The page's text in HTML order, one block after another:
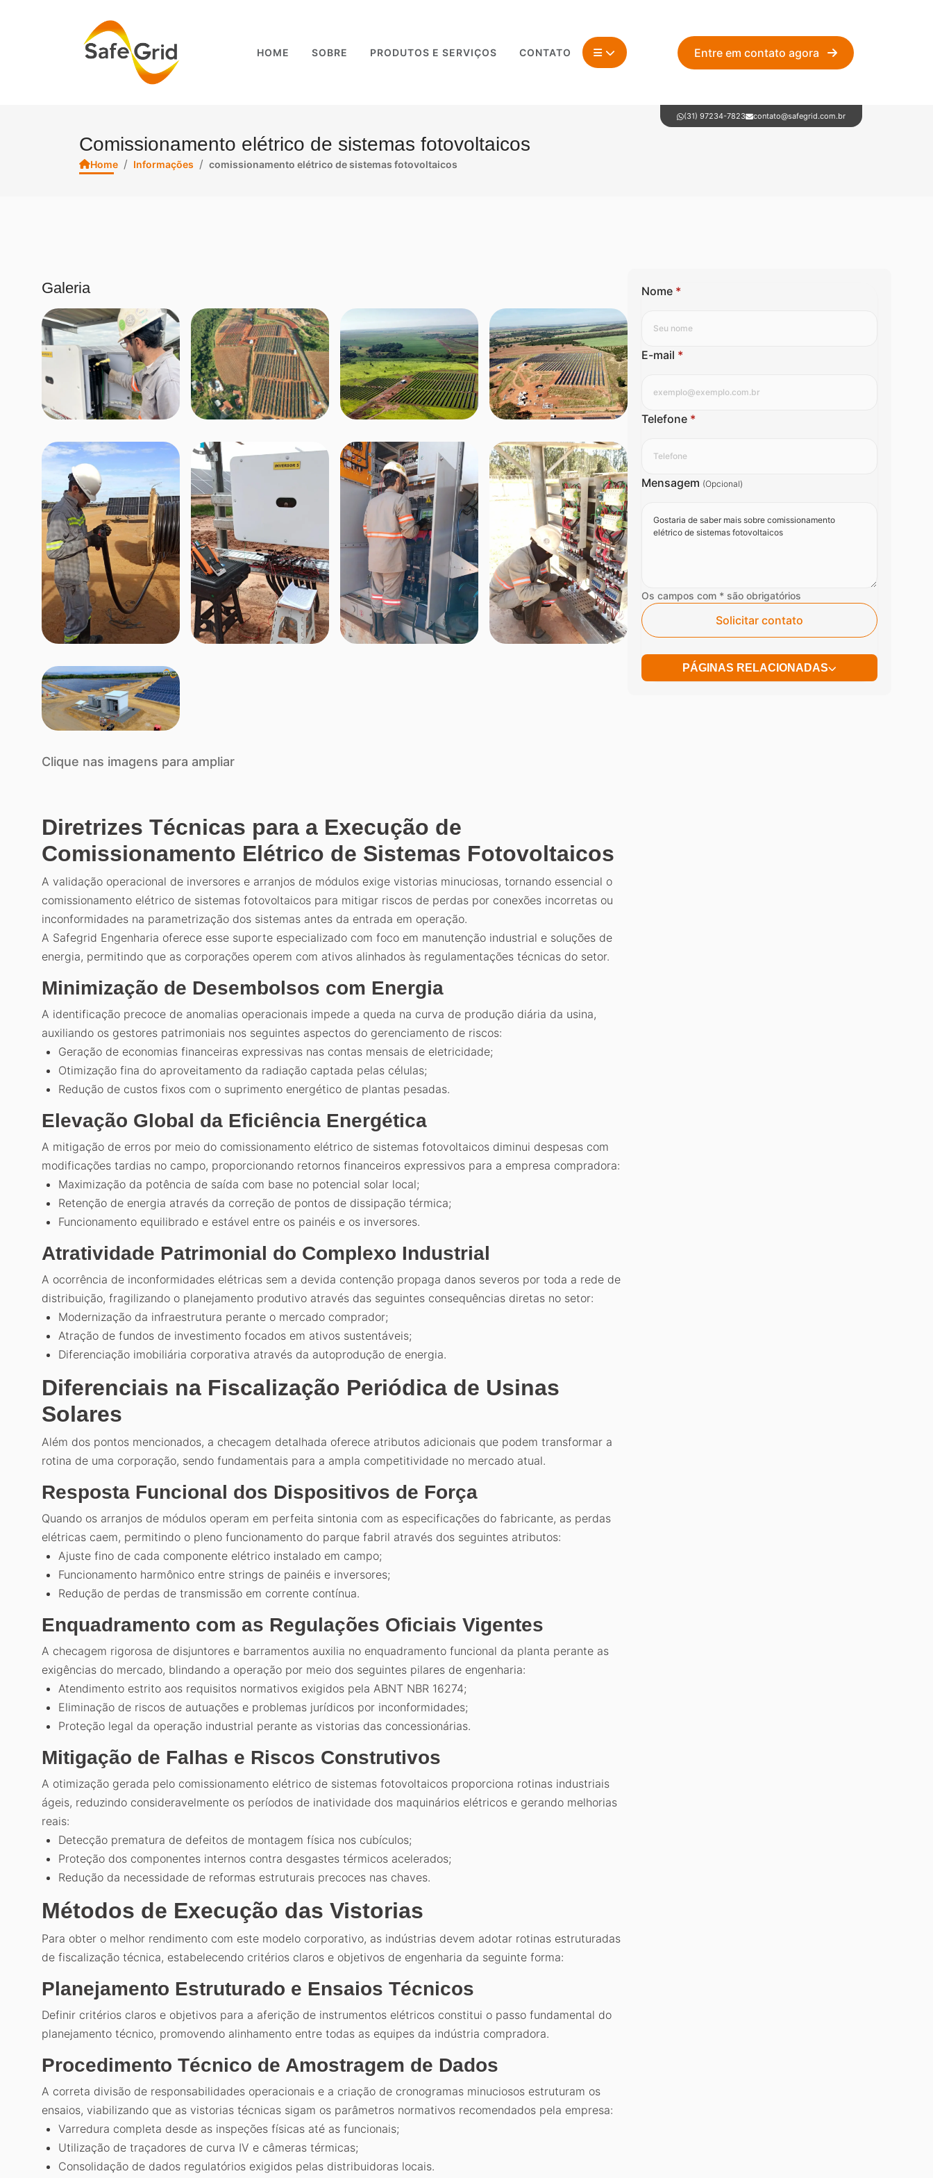
HOME SOBRE PRODUTOS E SERVIÇOS CONTATO Entre em contato agora
(31) 97234-7823 contato@safegrid.com.br
Comissionamento elétrico de sistemas fotovoltaicos
Home / Informações / comissionamento elétrico de sistemas fotovoltaicos
Galeria
Clique nas imagens para ampliar
Diretrizes Técnicas para a Execução de
Comissionamento Elétrico de Sistemas Fotovoltaicos
A validação operacional de inversores e arranjos de módulos exige vistorias minuciosas, tornando essencial o
comissionamento elétrico de sistemas fotovoltaicos para mitigar riscos de perdas por conexões incorretas ou
inconformidades na parametrização dos sistemas antes da entrada em operação.
A Safegrid Engenharia oferece esse suporte especializado com foco em manutenção industrial e soluções de
energia, permitindo que as corporações operem com ativos alinhados às regulamentações técnicas do setor.
Minimização de Desembolsos com Energia
A identificação precoce de anomalias operacionais impede a queda na curva de produção diária da usina,
auxiliando os gestores patrimoniais nos seguintes aspectos do gerenciamento de riscos:
Geração de economias financeiras expressivas nas contas mensais de eletricidade;
Otimização fina do aproveitamento da radiação captada pelas células;
Redução de custos fixos com o suprimento energético de plantas pesadas.
Elevação Global da Eficiência Energética
A mitigação de erros por meio do comissionamento elétrico de sistemas fotovoltaicos diminui despesas com
modificações tardias no campo, proporcionando retornos financeiros expressivos para a empresa compradora:
Maximização da potência de saída com base no potencial solar local;
Retenção de energia através da correção de pontos de dissipação térmica;
Funcionamento equilibrado e estável entre os painéis e os inversores.
Atratividade Patrimonial do Complexo Industrial
A ocorrência de inconformidades elétricas sem a devida contenção propaga danos severos por toda a rede de
distribuição, fragilizando o planejamento produtivo através das seguintes consequências diretas no setor:
Modernização da infraestrutura perante o mercado comprador;
Atração de fundos de investimento focados em ativos sustentáveis;
Diferenciação imobiliária corporativa através da autoprodução de energia.
Diferenciais na Fiscalização Periódica de Usinas
Solares
Além dos pontos mencionados, a checagem detalhada oferece atributos adicionais que podem transformar a
rotina de uma corporação, sendo fundamentais para a ampla competitividade no mercado atual.
Resposta Funcional dos Dispositivos de Força
Quando os arranjos de módulos operam em perfeita sintonia com as especificações do fabricante, as perdas
elétricas caem, permitindo o pleno funcionamento do parque fabril através dos seguintes atributos:
Ajuste fino de cada componente elétrico instalado em campo;
Funcionamento harmônico entre strings de painéis e inversores;
Redução de perdas de transmissão em corrente contínua.
Enquadramento com as Regulações Oficiais Vigentes
A checagem rigorosa de disjuntores e barramentos auxilia no enquadramento funcional da planta perante as
exigências do mercado, blindando a operação por meio dos seguintes pilares de engenharia:
Atendimento estrito aos requisitos normativos exigidos pela ABNT NBR 16274;
Eliminação de riscos de autuações e problemas jurídicos por inconformidades;
Proteção legal da operação industrial perante as vistorias das concessionárias.
Mitigação de Falhas e Riscos Construtivos
A otimização gerada pelo comissionamento elétrico de sistemas fotovoltaicos proporciona rotinas industriais
ágeis, reduzindo consideravelmente os períodos de inatividade dos maquinários elétricos e gerando melhorias
reais:
Detecção prematura de defeitos de montagem física nos cubículos;
Proteção dos componentes internos contra desgastes térmicos acelerados;
Redução da necessidade de reformas estruturais precoces nas chaves.
Métodos de Execução das Vistorias
Para obter o melhor rendimento com este modelo corporativo, as indústrias devem adotar rotinas estruturadas
de fiscalização técnica, estabelecendo critérios claros e objetivos de engenharia da seguinte forma:
Planejamento Estruturado e Ensaios Técnicos
Definir critérios claros e objetivos para a aferição de instrumentos elétricos constitui o passo fundamental do
planejamento técnico, promovendo alinhamento entre todas as equipes da indústria compradora.
Procedimento Técnico de Amostragem de Dados
A correta divisão de responsabilidades operacionais e a criação de cronogramas minuciosos estruturam os
ensaios, viabilizando que as vistorias técnicas sigam os parâmetros normativos recomendados pela empresa:
Varredura completa desde as inspeções físicas até as funcionais;
Utilização de traçadores de curva IV e câmeras térmicas;
Consolidação de dados regulatórios exigidos pelas distribuidoras locais.
Nome *
E-mail *
Telefone *
Mensagem (Opcional)
Os campos com * são obrigatórios
Solicitar contato
PÁGINAS RELACIONADAS